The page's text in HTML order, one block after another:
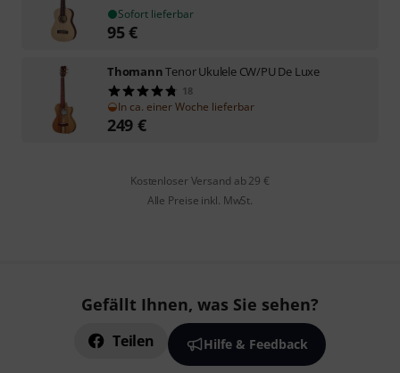
Sofort lieferbar
95€
ThomannTenor Ukulele CW/PU De Luxe
18
In ca. einer Woche lieferbar
249 €
Kostenloser Versand ab 29 €
Alle Preise inkl. MwSt.
Gefällt Ihnen, was Sie sehen?
Teilen Hilfe & Feedback